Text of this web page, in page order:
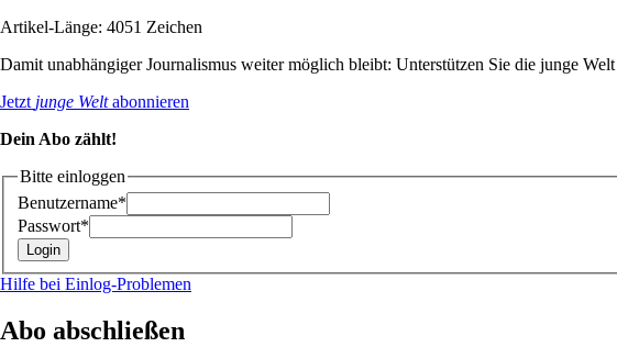
Artikel-Länge: 4051 Zeichen
Damit unabhängiger Journalismus weiter möglich bleibt: Unterstützen Sie die junge
Jetzt junge Weltabonnieren
Dein Abo zählt!
Bitte einloggen
Benutzername*
Passwort*
Hilfe bei Einlog-Problemen
Abo abschließen